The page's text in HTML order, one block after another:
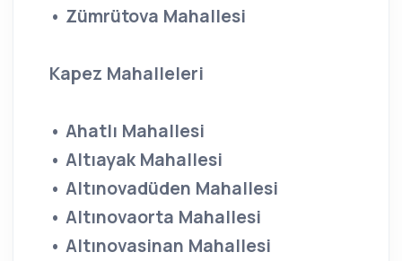
• Zümrütova Mahallesi
Kapez Mahalleleri
• Ahatlı Mahallesi
• Altıayak Mahallesi
• Altınovadüden Mahallesi
• Altınovaorta Mahallesi
• Altınovasinan Mahallesi